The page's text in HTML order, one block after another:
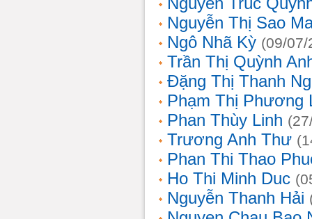
Nguyễn Thị Sao
Ngô Nhã Kỳ (09/07/
Trần Thị Quỳnh
Đặng Thị Thanh
Phạm Thị Phương
Phan Thùy Linh
Trương Anh Thư
Phan Thi Thao
Ho Thi Minh Duc
Nguyễn Thanh Hải